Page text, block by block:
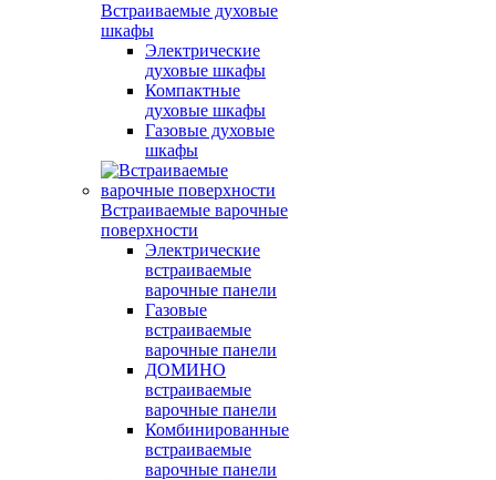
Встраиваемые духовые
шкафы
Электрические
духовые шкафы
Компактные
духовые шкафы
Газовые духовые
шкафы
Встраиваемые варочные
поверхности
Электрические
встраиваемые
варочные панели
Газовые
встраиваемые
варочные панели
ДОМИНО
встраиваемые
варочные панели
Комбинированные
встраиваемые
варочные панели